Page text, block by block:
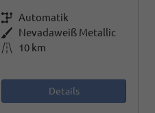
Getriebe Automatik
Außenfarbe Nevadaweiß Metallic
Kilometerstand
10 km
Details